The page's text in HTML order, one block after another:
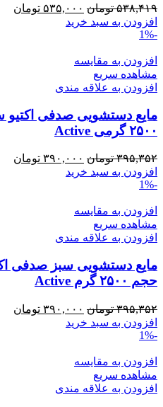
۵۳۸,۴۱۹ تومان قیمت
اصلی:
۵۳۵,۰۰۰ تومان
افزودن به سبد خرید
-1%
افزودن به مقایسه
مشاهده سریع
افزودن به علاقه مندی
مایع دستشویی صدفی
۲۵۰۰ گرمی Active
۳۹۵,۳۵۲ تومان قیمت
اصلی:
۳۹۰,۰۰۰ تومان
افزودن به سبد خرید
-1%
افزودن به مقایسه
مشاهده سریع
افزودن به علاقه مندی
مایع دستشویی سبز صدفی
حجم ۲۵۰۰ گرم Active
۳۹۵,۳۵۲ تومان قیمت
اصلی:
۳۹۰,۰۰۰ تومان
افزودن به سبد خرید
-1%
افزودن به مقایسه
مشاهده سریع
افزودن به علاقه مندی